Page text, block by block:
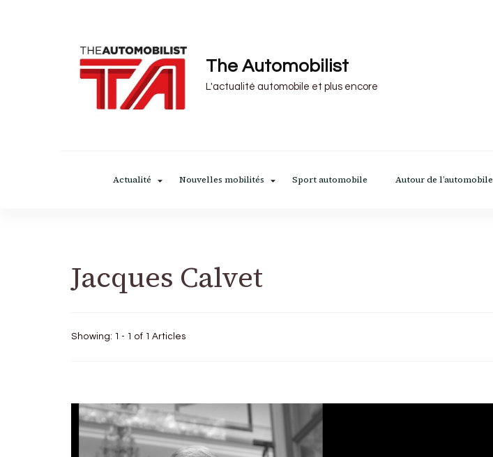
The Automobilist
L'actualité automobile et plus encore
Actualité Nouvelles mobilités Sport automobile Autour de l’automobile
Jacques Calvet
Showing: 1 - 1 of 1 Articles